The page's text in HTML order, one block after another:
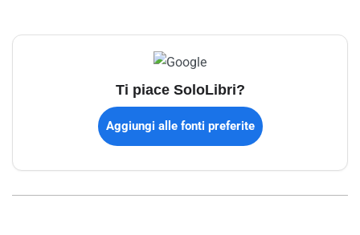
Ti piace SoloLibri?
Aggiungi alle fonti preferite